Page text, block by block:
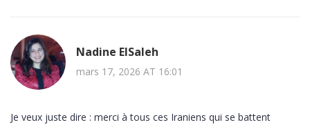
Nadine ElSaleh
mars 17, 2026 AT 16:01
Je veux juste dire : merci à tous ces Iraniens qui se battent